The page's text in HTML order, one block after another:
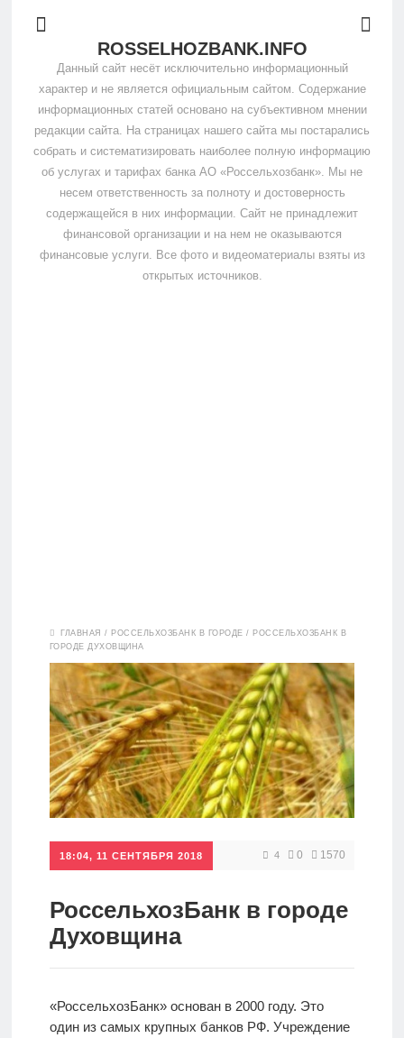
ROSSELHOZBANK.INFO
Данный сайт несёт исключительно информационный
характер и не является официальным сайтом. Содержание
информационных статей основано на субъективном мнении
редакции сайта. На страницах нашего сайта мы постарались
собрать и систематизировать наиболее полную информацию
об услугах и тарифах банка АО «Россельхозбанк». Мы не
несем ответственность за полноту и достоверность
содержащейся в них информации. Сайт не принадлежит
финансовой организации и на нем не оказываются
финансовые услуги. Все фото и видеоматериалы взяты из
открытых источников.
Дебетовые
карты
Кредитные
карты
Кредиты
Ипотеки
ГЛАВНАЯ / РОССЕЛЬХОЗБАНК В ГОРОДЕ / РОССЕЛЬХОЗБАНК В
ГОРОДЕ ДУХОВЩИНА
18:04, 11 СЕНТЯБРЯ 2018 4 0 1570
РоссельхозБанк в городе
Духовщина
«РоссельхозБанк» основан в 2000 году. Это
один из самых крупных банков РФ. Учреждение